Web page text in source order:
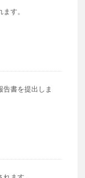
す。
告書を提出しま